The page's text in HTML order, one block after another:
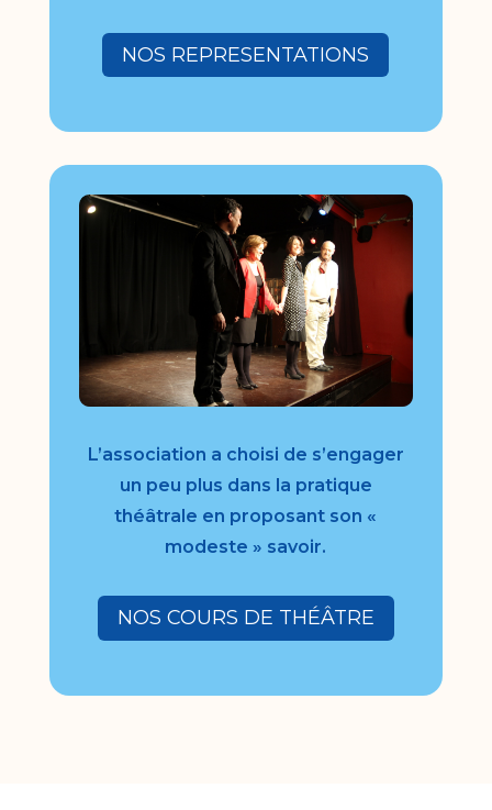
NOS REPRESENTATIONS
L’association a choisi de s’engager
un peu plus dans la pratique
théâtrale en proposant son «
modeste » savoir.
NOS COURS DE THÉÂTRE